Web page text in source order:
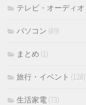
テレビ・オーディオ
パソコン (89)
まとめ (1)
旅行・イベント (128)
生活家電 (73)